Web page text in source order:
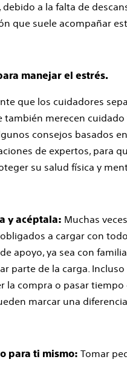
debido a la falta de
que suele acompañar
manejar el estrés.
que los cuidadores
también merecen
consejos basados
de expertos, para
su salud física y
y acéptala: Muchas
a cargar con
apoyo, ya sea con
parte de la carga.
la compra o pasar tiempo
marcar una
para ti mismo: Tomar